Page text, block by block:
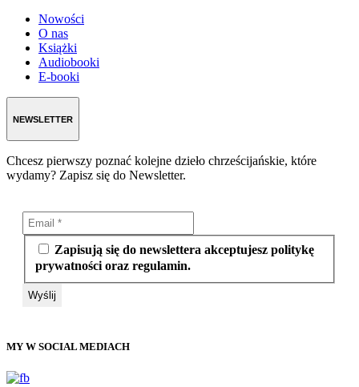
Nowości
O nas
Książki
Audiobooki
E-booki
NEWSLETTER
Chcesz pierwszy poznać kolejne dzieło chrześcijańskie, które
wydamy? Zapisz się do Newsletter.
Zapisują się do newslettera akceptujesz politykę
prywatności oraz regulamin.
MY W SOCIAL MEDIACH